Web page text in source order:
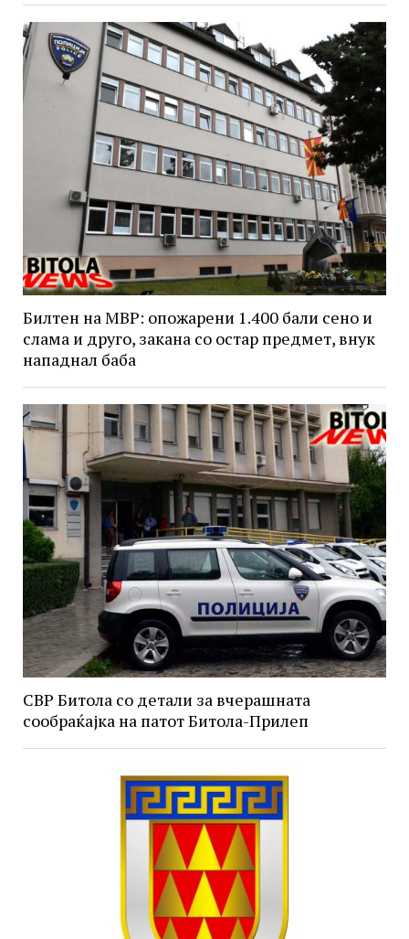
Билтен на МВР: опожарени 1.400 бали сено и
слама и друго, закана со остар предмет, внук
нападнал баба
СВР Битола со детали за вчерашната
сообраќајка на патот Битола-Прилеп